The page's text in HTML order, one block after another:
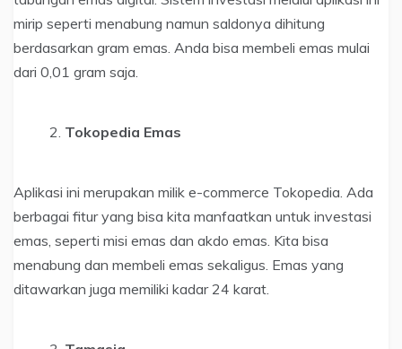
mirip seperti menabung namun saldonya dihitung
berdasarkan gram emas. Anda bisa membeli emas mulai
dari 0,01 gram saja.
Tokopedia Emas
Aplikasi ini merupakan milik e-commerce Tokopedia. Ada
berbagai fitur yang bisa kita manfaatkan untuk investasi
emas, seperti misi emas dan akdo emas. Kita bisa
menabung dan membeli emas sekaligus. Emas yang
ditawarkan juga memiliki kadar 24 karat.